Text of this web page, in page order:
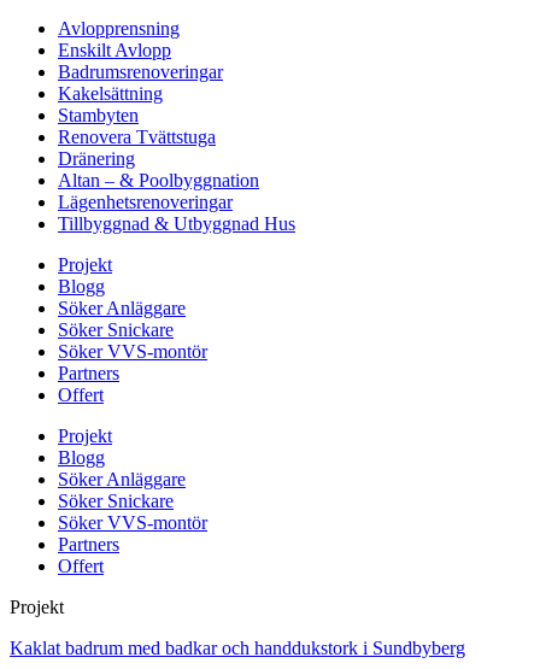
Avlopprensning
Enskilt Avlopp
Badrumsrenoveringar
Kakelsättning
Stambyten
Renovera Tvättstuga
Dränering
Altan – & Poolbyggnation
Lägenhetsrenoveringar
Tillbyggnad & Utbyggnad Hus
Projekt
Blogg
Söker Anläggare
Söker Snickare
Söker VVS-montör
Partners
Offert
Projekt
Blogg
Söker Anläggare
Söker Snickare
Söker VVS-montör
Partners
Offert
Projekt
Kaklat badrum med badkar och handdukstork i Sundbyberg